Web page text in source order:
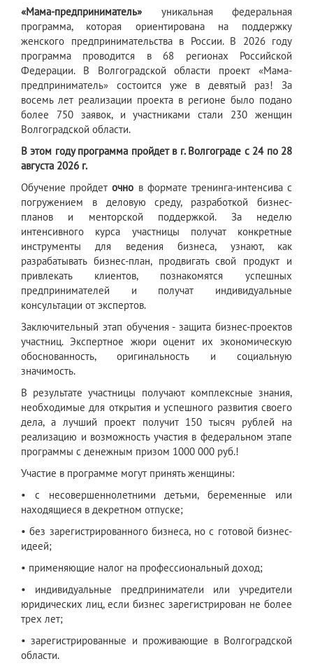
«Мама-предприниматель» уникальная федеральная
программа, которая ориентирована на поддержку
женского предпринимательства в России. В 2026 году
программа проводится в 68 регионах Российской
Федерации. В Волгоградской области проект «Мама-
предприниматель» состоится уже в девятый раз! За
восемь лет реализации проекта в регионе было подано
более 750 заявок, и участниками стали 230 женщин
Волгоградской области.
В этом году программа пройдет в г. Волгограде с 24 по 28
августа 2026 г.
Обучение пройдеточно в формате тренинга-интенсива с
погружением в деловую среду, разработкой бизнес-
планов и менторской поддержкой. За неделю
интенсивного курса участницы получат конкретные
инструменты для ведения бизнеса, узнают, как
разрабатывать бизнес-план, продвигать свой продукт и
привлекать клиентов, познакомятся успешных
предпринимателей и получат индивидуальные
консультации от экспертов.
Заключительный этап обучения - защита бизнес-проектов
участниц. Экспертное жюри оценит их экономическую
обоснованность, оригинальность и социальную
значимость.
В результате участницы получают комплексные знания,
необходимые для открытия и успешного развития своего
дела, а лучший проект получит 150 тысяч рублей на
реализацию и возможность участия в федеральном этапе
программы с денежным призом 1000 000 руб.!
Участие в программе могут принять женщины:
• с несовершеннолетними детьми, беременные или
находящиеся в декретном отпуске;
• без зарегистрированного бизнеса, но с готовой бизнес-
идеей;
• применяющие налог на профессиональный доход;
• индивидуальные предприниматели или учредители
юридических лиц, если бизнес зарегистрирован не более
трех лет;
• зарегистрированные и проживающие в Волгоградской
области.